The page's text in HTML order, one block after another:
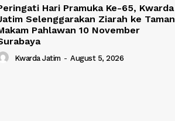
Hari Pramuka Ke-65, Kwarda
Selenggarakan Ziarah ke Taman
Pahlawan 10 November
Kwarda Jatim - August 5, 2026